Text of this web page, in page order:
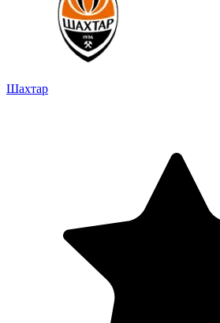
Шахтар